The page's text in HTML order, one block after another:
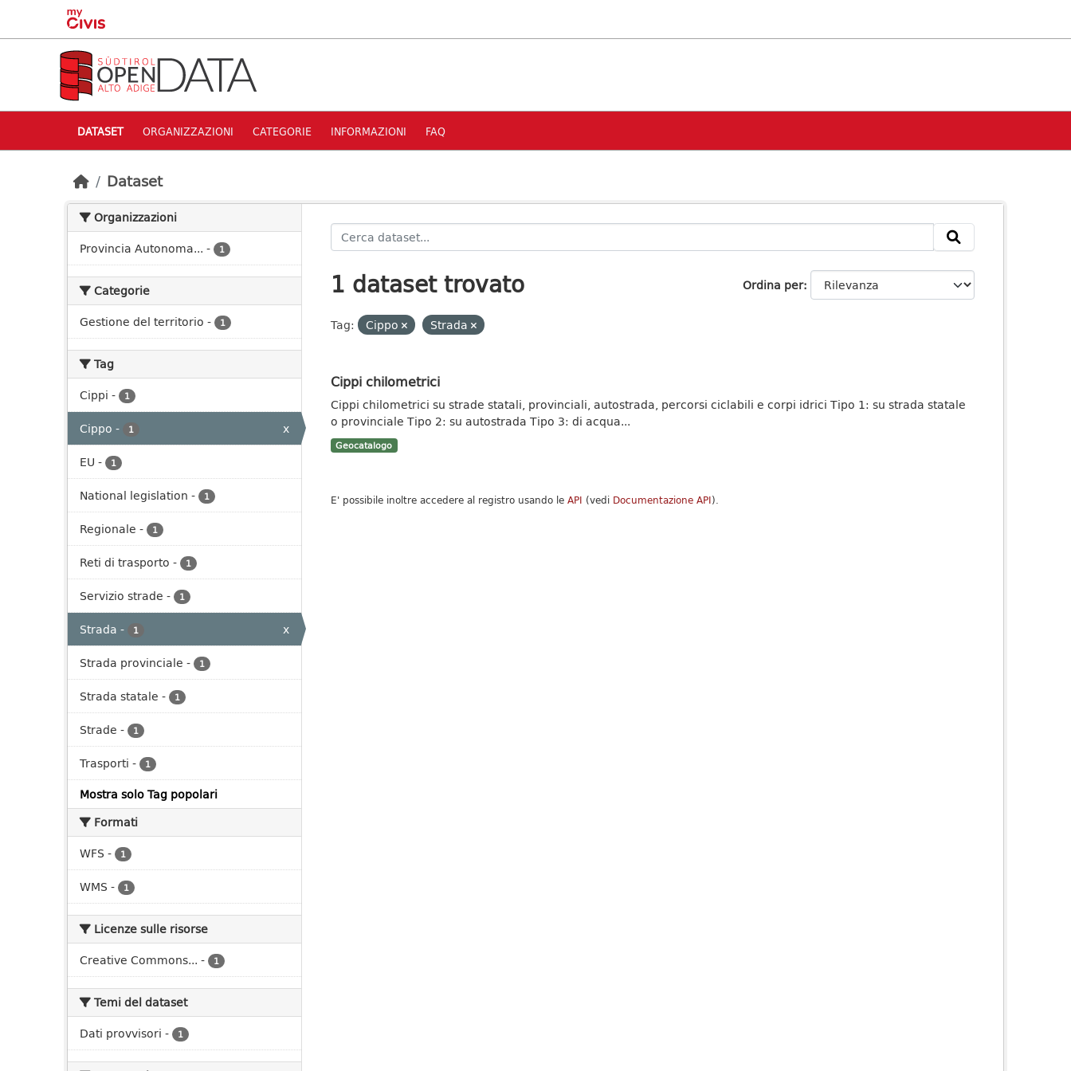
Skip to main content
DATASET ORGANIZZAZIONI CATEGORIE INFORMAZIONI FAQ
Dataset
Organizzazioni
Provincia Autonoma... - 1
Categorie
Gestione del territorio - 1
Tag
Cippi - 1
Cippo - 1
x
EU - 1
National legislation - 1
Regionale - 1
Reti di trasporto - 1
Servizio strade - 1
Strada - 1
x
Strada provinciale - 1
Strada statale - 1
Strade - 1
Trasporti - 1
Mostra solo Tag popolari
Formati
WFS - 1
WMS - 1
Licenze sulle risorse
Creative Commons... - 1
Temi del dataset
Dati provvisori - 1
Ordina per
1 dataset trovato
Tag: Cippo Strada
Cippi chilometrici
Cippi chilometrici su strade statali, provinciali, autostrada, percorsi ciclabili e corpi idrici Tipo 1: su strada statale
o provinciale Tipo 2: su autostrada Tipo 3: di acqua...
Geocatalogo
E' possibile inoltre accedere al registro usando le API (vedi Documentazione API).